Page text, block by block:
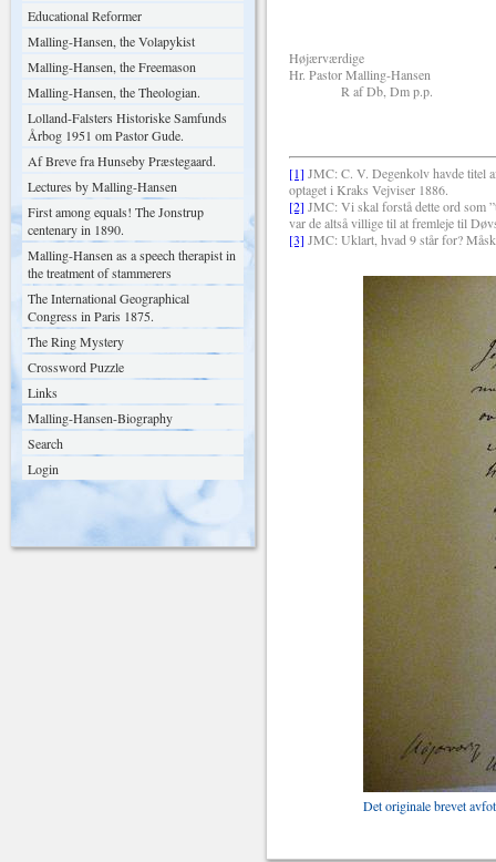
Educational Reformer
Malling-Hansen, the Volapykist
Malling-Hansen, the Freemason
Malling-Hansen, the Theologian.
Lolland-Falsters Historiske Samfunds
Årbog 1951 om Pastor Gude.
Af Breve fra Hunseby Præstegaard.
Lectures by Malling-Hansen
First among equals! The Jonstrup
centenary in 1890.
Malling-Hansen as a speech therapist in
the treatment of stammerers
The International Geographical
Congress in Paris 1875.
The Ring Mystery
Crossword Puzzle
Links
Malling-Hansen-Biography
Search
Login
Højærværdige
Hr. Pastor Malling-Hansen
R af Db, Dm p.p.
[1] JMC: C. V. Degenkolv havde titel
optaget i Kraks Vejviser 1886.
[2] JMC: Vi skal forstå dette ord som
var de altså villige til at fremleje til
[3] JMC: Uklart, hvad 9 står for?
Det originale brevet